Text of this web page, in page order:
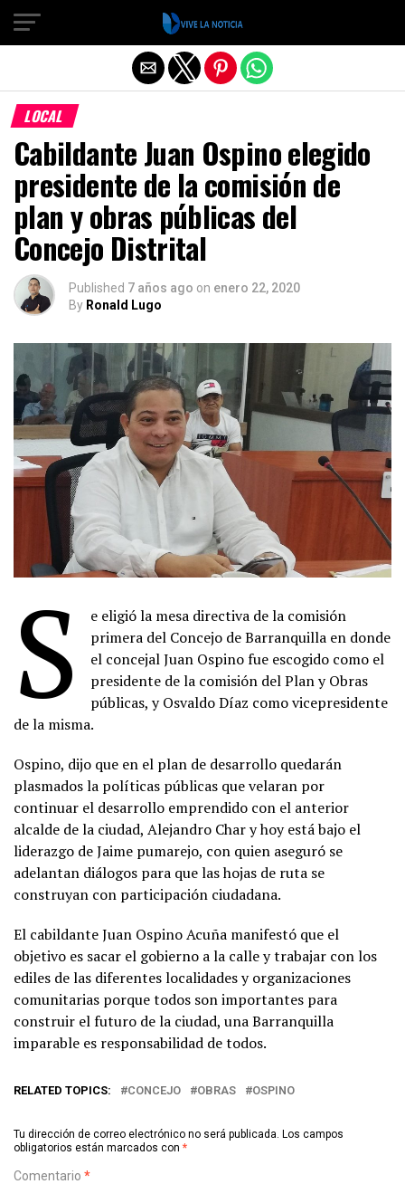
LOCAL
Cabildante Juan Ospino elegido
presidente de la comisión de
plan y obras públicas del
Concejo Distrital
Published 7 años ago on enero 22, 2020
By Ronald Lugo
S
e eligió la mesa directiva de la comisión
primera del Concejo de Barranquilla en donde
el concejal Juan Ospino fue escogido como el
presidente de la comisión del Plan y Obras
públicas, y Osvaldo Díaz como vicepresidente
de la misma.
Ospino, dijo que en el plan de desarrollo quedarán
plasmados la políticas públicas que velaran por
continuar el desarrollo emprendido con el anterior
alcalde de la ciudad, Alejandro Char y hoy está bajo el
liderazgo de Jaime pumarejo, con quien aseguró se
adelantan diálogos para que las hojas de ruta se
construyan con participación ciudadana.
El cabildante Juan Ospino Acuña manifestó que el
objetivo es sacar el gobierno a la calle y trabajar con los
ediles de las diferentes localidades y organizaciones
comunitarias porque todos son importantes para
construir el futuro de la ciudad, una Barranquilla
imparable es responsabilidad de todos.
RELATED TOPICS: CONCEJO OBRAS OSPINO
Tu dirección de correo electrónico no será publicada. Los campos
obligatorios están marcados con *
Comentario *
Salir de la versión móvil